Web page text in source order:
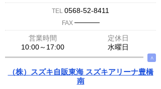
TEL 0568-52-8411
FAX ─────
営業時間
定休日
10:00～17:00
水曜日
∧
（株）スズキ自販東海 スズキアリーナ豊橋
南